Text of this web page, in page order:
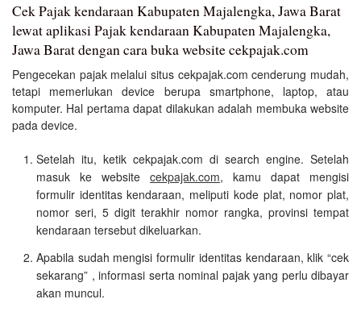
Cek Pajak kendaraan Kabupaten Majalengka, Jawa Barat
lewat aplikasi Pajak kendaraan Kabupaten Majalengka,
Jawa Barat dengan cara buka website cekpajak.com
Pengecekan pajak melalui situs cekpajak.com cenderung mudah,
tetapi memerlukan device berupa smartphone, laptop, atau
komputer. Hal pertama dapat dilakukan adalah membuka website
pada device.
Setelah itu, ketik cekpajak.com di search engine. Setelah
masuk ke website cekpajak.com, kamu dapat mengisi
formulir identitas kendaraan, meliputi kode plat, nomor plat,
nomor seri, 5 digit terakhir nomor rangka, provinsi tempat
kendaraan tersebut dikeluarkan.
Apabila sudah mengisi formulir identitas kendaraan, klik “cek
sekarang” , informasi serta nominal pajak yang perlu dibayar
akan muncul.